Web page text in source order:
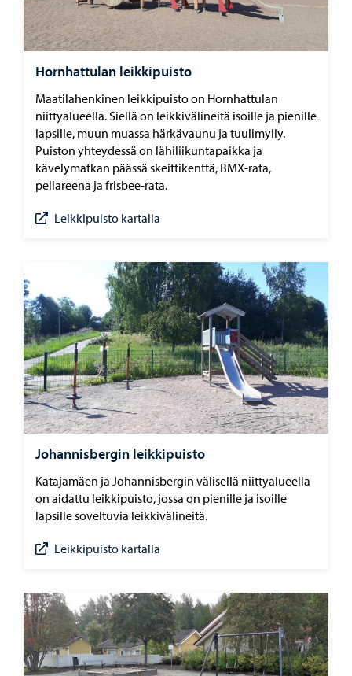
Hornhattulan leikkipuisto
Maatilahenkinen leikkipuisto on Hornhattulan
niittyalueella. Siellä on leikkivälineitä isoille ja pienille
lapsille, muun muassa härkävaunu ja tuulimylly.
Puiston yhteydessä on lähiliikuntapaikka ja
kävelymatkan päässä skeittikenttä, BMX-rata,
peliareena ja frisbee-rata.
Leikkipuisto kartalla
Johannisbergin leikkipuisto
Katajamäen ja Johannisbergin välisellä niittyalueella
on aidattu leikkipuisto, jossa on pienille ja isoille
lapsille soveltuvia leikkivälineitä.
Leikkipuisto kartalla